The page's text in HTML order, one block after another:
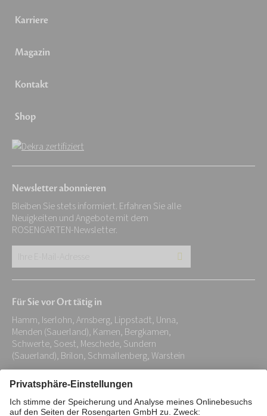
Karriere
Magazin
Kontakt
Shop
Newsletter abonnieren
Bleiben Sie stets informiert. Erfahren Sie alle
Neuigkeiten und Angebote mit dem
ROSENGARTEN-Newsletter.
E-
Adresse:
*
Für Sie vor Ort tätig in
Hamm, Iserlohn, Arnsberg, Lippstadt, Unna,
Menden (Sauerland), Kamen, Bergkamen,
Schwerte, Soest, Meschede, Sundern
(Sauerland), Brilon, Schmallenberg, Warstein
Impressum Datenschutz
Stiftung